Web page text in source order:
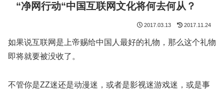
“净网行动“中国互联网文化将何去何从？
2017.03.13 2017.11.24
如果说互联网是上帝赐给中国人最好的礼物，那么这个礼物
即将就要被没收了。
不管你是ZZ迷还是动漫迷，或者是影视迷游戏迷，或是事